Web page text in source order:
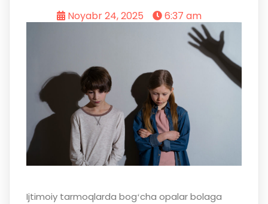
Noyabr 24, 2025 6:37 am
Ijtimoiy tarmoqlarda bogʻcha opalar bolaga